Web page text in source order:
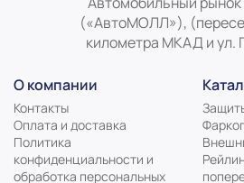
(«АвтоМОЛЛ»),
километра МКАД и ул.
О компании
Контакты
Оплата и доставка
Политика
конфиденциальности и
обработка персональных